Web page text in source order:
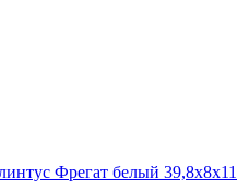
Фрегат белый 39,8х8х11